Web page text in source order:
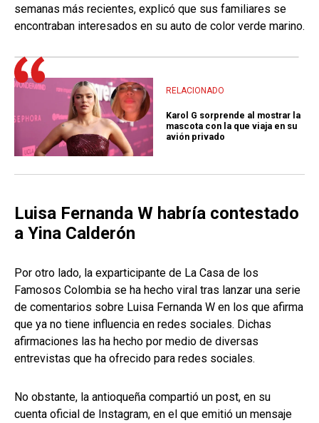
semanas más recientes, explicó que sus familiares se
encontraban interesados en su auto de color verde marino.
RELACIONADO
Karol G sorprende al mostrar la
mascota con la que viaja en su
avión privado
Luisa Fernanda W habría contestado
a Yina Calderón
Por otro lado, la exparticipante de La Casa de los
Famosos Colombia se ha hecho viral tras lanzar una serie
de comentarios sobre Luisa Fernanda W en los que afirma
que ya no tiene influencia en redes sociales. Dichas
afirmaciones las ha hecho por medio de diversas
entrevistas que ha ofrecido para redes sociales.
No obstante, la antioqueña compartió un post, en su
cuenta oficial de Instagram, en el que emitió un mensaje